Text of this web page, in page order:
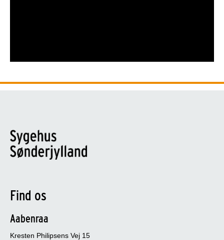
Find os
Aabenraa
Kresten Philipsens Vej 15